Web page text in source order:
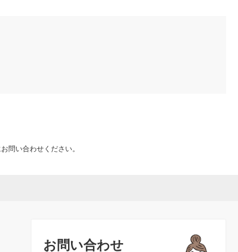
問い合わせください。
お問い合わせ